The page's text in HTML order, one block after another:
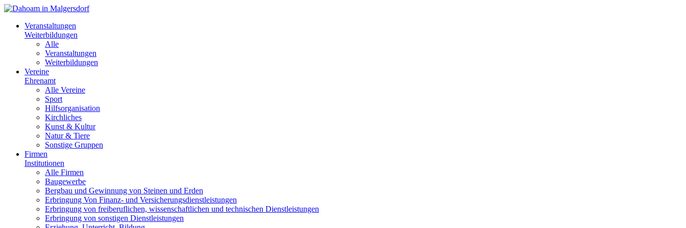
Veranstaltungen
Weiterbildungen
Alle
Veranstaltungen
Weiterbildungen
Vereine
Ehrenamt
Alle Vereine
Sport
Hilfsorganisation
Kirchliches
Kunst & Kultur
Natur & Tiere
Sonstige Gruppen
Firmen
Institutionen
Alle Firmen
Baugewerbe
Bergbau und Gewinnung von Steinen und Erden
Erbringung Von Finanz- und Versicherungsdienstleistungen
Erbringung von freiberuflichen, wissenschaftlichen und technischen Dienstleistungen
Erbringung von sonstigen Dienstleistungen